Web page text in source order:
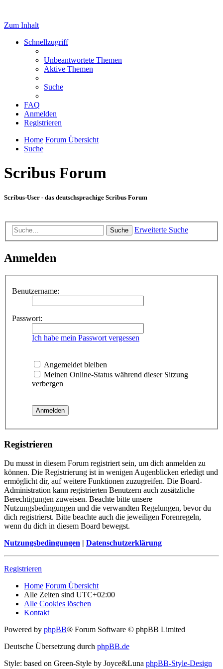
Zum Inhalt
Schnellzugriff
Unbeantwortete Themen
Aktive Themen
Suche
FAQ
Anmelden
Registrieren
Home Forum Übersicht
Suche
Scribus Forum
Scribus-User - das deutschsprachige Scribus Forum
Suche Erweiterte Suche
Anmelden
Benutzername:
Passwort:
Ich habe mein Passwort vergessen
Angemeldet bleiben
Meinen Online-Status während dieser Sitzung
verbergen
Registrieren
Du musst in diesem Forum registriert sein, um dich anmelden zu
können. Die Registrierung ist in wenigen Augenblicken erledigt und
ermöglicht dir, auf weitere Funktionen zuzugreifen. Die Board-
Administration kann registrierten Benutzern auch zusätzliche
Berechtigungen zuweisen. Beachte bitte unsere
Nutzungsbedingungen und die verwandten Regelungen, bevor du
dich registrierst. Bitte beachte auch die jeweiligen Forenregeln,
wenn du dich in diesem Board bewegst.
Nutzungsbedingungen | Datenschutzerklärung
Registrieren
Home Forum Übersicht
Alle Zeiten sind UTC+02:00
Alle Cookies löschen
Kontakt
Powered by phpBB® Forum Software © phpBB Limited
Deutsche Übersetzung durch phpBB.de
Style: based on Green-Style by Joyce&Luna phpBB-Style-Design